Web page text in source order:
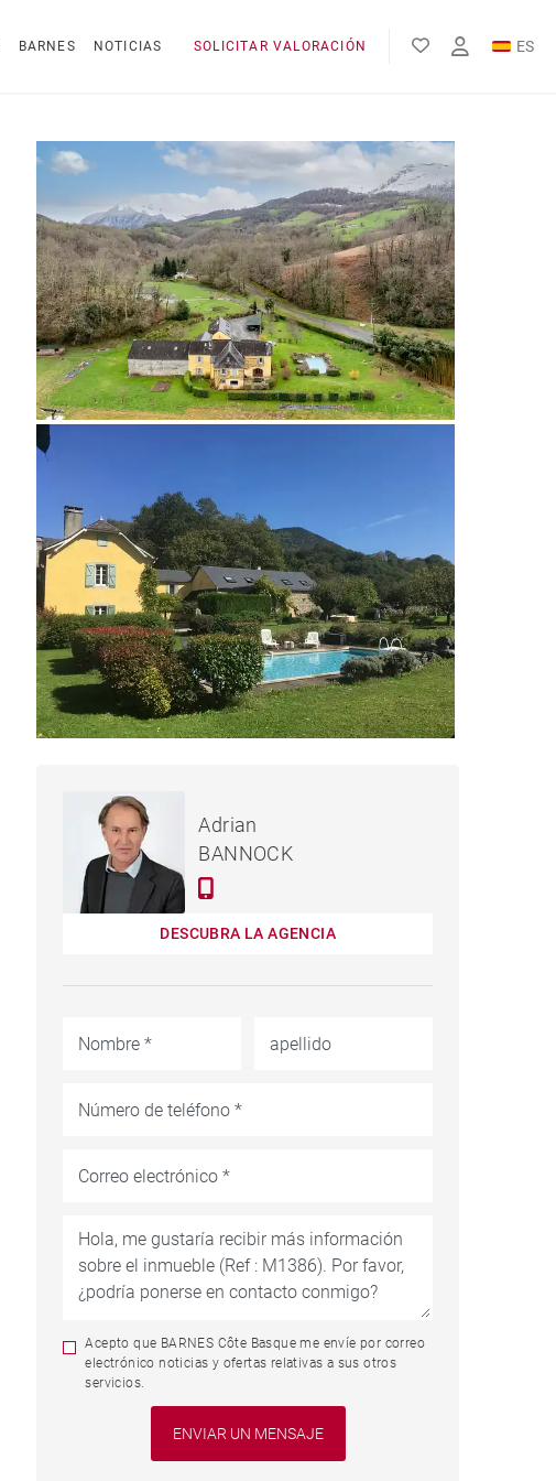
BARNES NOTICIAS SOLICITAR VALORACIÓN ES
EN
CASA OLORON-SAINTE-
MARIEAdrian
BANNOCK
DESCUBRA LA AGENCIA
Acepto que BARNES Côte Basque me envíe por correo
electrónico noticias y ofertas relativas a sus otros
servicios.